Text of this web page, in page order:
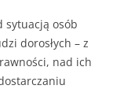
sytuacją osób
dorosłych – z
nad ich